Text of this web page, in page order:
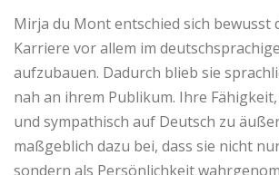
Mirja du Mont entschied sich bewusst
Karriere vor allem im
aufzubauen. Dadurch blieb sie
nah an ihrem Publikum. Ihre
und sympathisch auf Deutsch zu
maßgeblich dazu bei, dass sie nicht
sondern als Persönlichkeit